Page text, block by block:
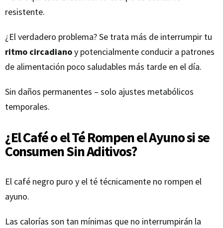
resistente.
¿El verdadero problema? Se trata más de interrumpir tu
ritmo circadianoy potencialmente conducir a patrones
de alimentación poco saludables más tarde en el día.
Sin daños permanentes – solo ajustes metabólicos
temporales.
¿El Café o el Té Rompen el Ayuno si se
Consumen Sin Aditivos?
El café negro puro y el té técnicamente no rompen el
ayuno.
Las calorías son tan mínimas que no interrumpirán la